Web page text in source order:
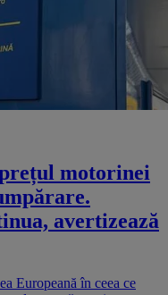
motorinei
avertizează
Europeană în ceea ce